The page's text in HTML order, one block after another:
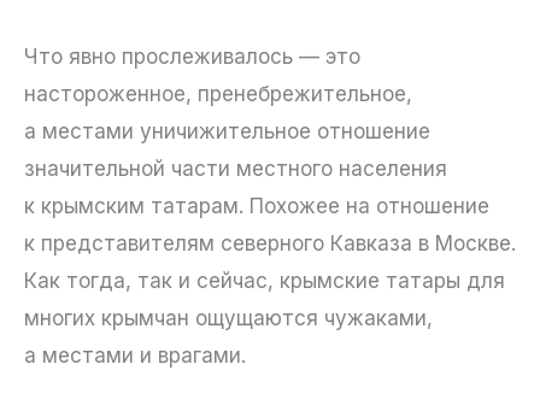
Что явно прослеживалось — это
настороженное, пренебрежительное,
а местами уничижительное отношение
значительной части местного населения
к крымским татарам. Похожее на отношение
к представителям северного Кавказа в Москве.
Как тогда, так и сейчас, крымские татары для
многих крымчан ощущаются чужаками,
а местами и врагами.